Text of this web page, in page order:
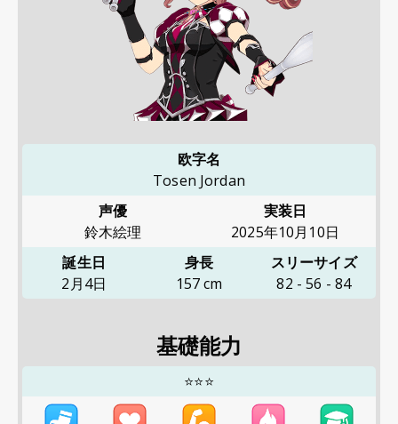
欧字名
Tosen Jordan
声優
鈴木絵理
実装日
2025年10月10日
誕生日
2月4日
身長
157cm
スリーサイズ
82 -56 - 84
基礎能力
⭐⭐⭐